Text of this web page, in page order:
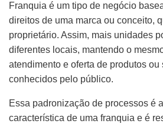
Franquia é um tipo de negócio
direitos de uma marca ou conceito,
proprietário. Assim, mais unidades
diferentes locais, mantendo o
atendimento e oferta de produtos ou
conhecidos pelo público.
Essa padronização de processos é
característica de uma franquia e é